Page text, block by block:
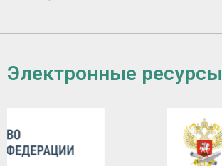
Электронные ресурсы